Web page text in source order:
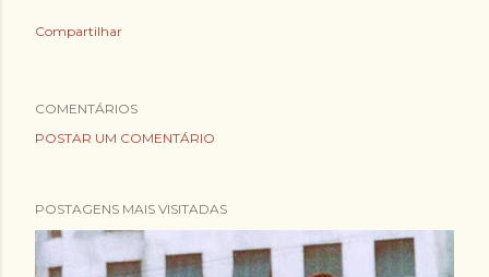
Compartilhar
COMENTÁRIOS
POSTAR UM COMENTÁRIO
POSTAGENS MAIS VISITADAS